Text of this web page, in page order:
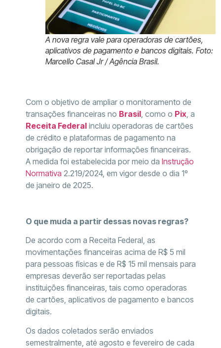
A nova regra vale para operadoras de cartões,
aplicativos de pagamento e bancos digitais. Foto:
Marcello Casal Jr / Agência Brasil.
Com o objetivo de ampliar o monitoramento de
transações financeiras no Brasil, como o Pix, a
Receita Federal incluiu operadoras de cartões
de crédito e plataformas de pagamento na
obrigação de reportar informações financeiras.
A medida foi estabelecida por meio da Instrução
Normativa 2.219/2024, em vigor desde o dia 1º
de janeiro de 2025.
O que muda a partir dessas novas regras?
De acordo com a Receita Federal, as
movimentações financeiras acima de R$ 5 mil
para pessoas físicas e de R$ 15 mil mensais para
empresas deverão ser reportadas pelas
instituições financeiras, tais como operadoras
de cartões, aplicativos de pagamento e bancos
digitais.
Os dados coletados serão enviados
semestralmente, até agosto e fevereiro de cada